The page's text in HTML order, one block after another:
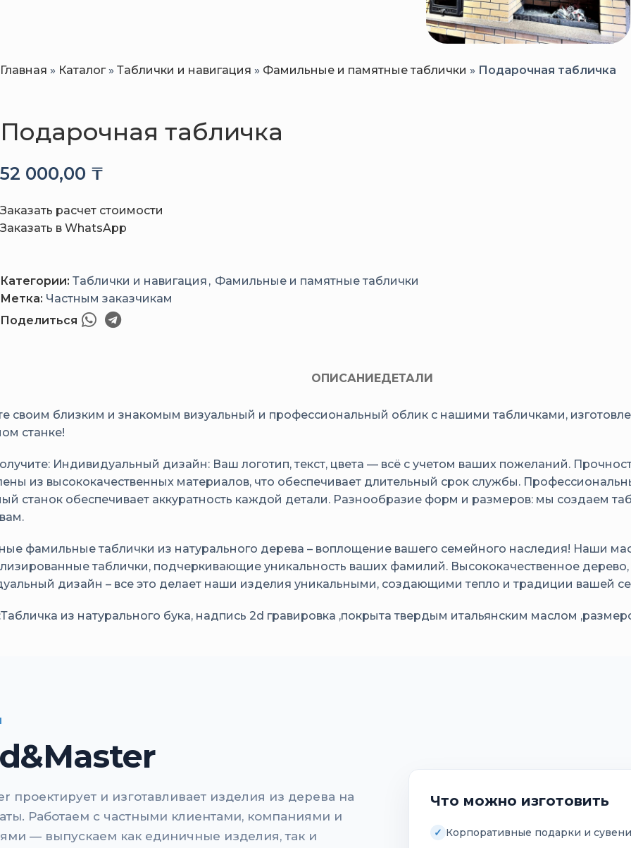
Главная » Каталог» Таблички и навигация » Фамильные и памятные таблички » Подарочная табличка
Подарочная табличка
52 000,00 ₸
Заказать расчет стоимости
Заказать в WhatsApp
Категории: Таблички и навигация , Фамильные и памятные таблички
Метка: Частным заказчикам
Поделиться
ОПИСАНИЕДЕТАЛИ
своим близким и знакомым визуальный и профессиональный облик с нашими табличками,
станке!
Индивидуальный дизайн: Ваш логотип, текст, цвета — всё с учетом ваших пожеланий.
из высококачественных материалов, что обеспечивает длительный срок службы.
станок обеспечивает аккуратность каждой детали. Разнообразие форм и размеров: мы создаем
фамильные таблички из натурального дерева – воплощение вашего семейного наследия! Наши
таблички, подчеркивающие уникальность ваших фамилий. Высококачественное
дизайн – все это делает наши изделия уникальными, создающими тепло и традиции вашей
из натурального бука, надпись 2d гравировка ,покрыта твердым итальянским маслом
проектирует и изготавливает изделия из дерева на
Работаем с частными клиентами, компаниями и
— выпускаем как единичные изделия, так и
Что можно изготовить
Корпоративные подарки и